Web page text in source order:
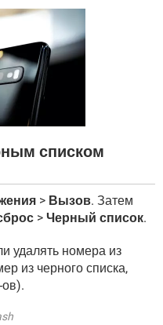
GOOGLE
списком
> Вызов. Затем
> Черный список.
удалять номера из
из черного списка,